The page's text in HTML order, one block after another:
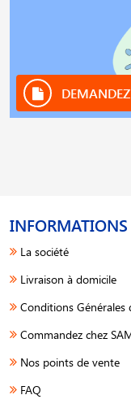
INFORMATIONS
La société
Livraison à domicile
Conditions Générales
Commandez chez
Nos points de vente
FAQ